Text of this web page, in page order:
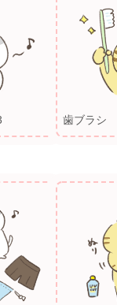
歯ブラシ